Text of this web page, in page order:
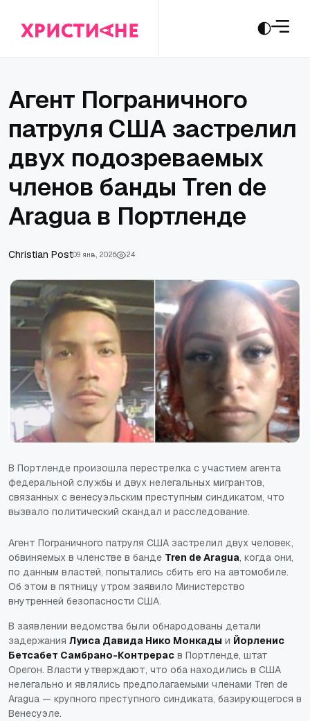
Агент Пограничного
патруля США застрелил
двух подозреваемых
членов банды Tren de
Aragua в Портленде
Сhristian Post09 янв., 2026 24
В Портленде произошла перестрелка с участием агента
федеральной службы и двух нелегальных мигрантов,
связанных с венесуэльским преступным синдикатом, что
вызвало политический скандал и расследование.
Агент Пограничного патруля США застрелил двух человек,
обвиняемых в членстве в банде Tren de Aragua, когда они,
по данным властей, попытались сбить его на автомобиле.
Об этом в пятницу утром заявило Министерство
внутренней безопасности США.
В заявлении ведомства были обнародованы детали
задержания Луиса Давида Нико Монкады и Йорленис
Бетсабет Самбрано-Контрерас в Портленде, штат
Орегон. Власти утверждают, что оба находились в США
нелегально и являлись предполагаемыми членами Tren de
Aragua — крупного преступного синдиката, базирующегося в
Венесуэле.